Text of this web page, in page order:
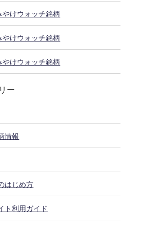
けウォッチ銘柄
けウォッチ銘柄
けウォッチ銘柄
ー
情報
はじめ方
ト利用ガイド